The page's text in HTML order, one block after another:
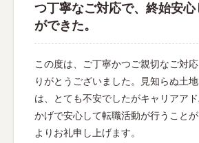
つ丁寧なご対応で、終始安
ができた。
この度は、ご丁寧かつご親切なご対
りがとうございました。見知らぬ土
は、とても不安でしたがキャリアア
かげで安心して転職活動が行うこと
よりお礼申し上げます。